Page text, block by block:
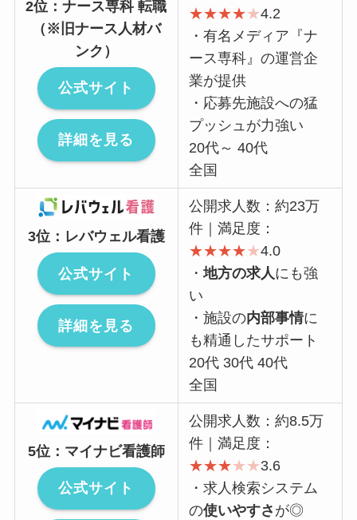
2位：ナース専科 転職
（※旧ナース人材バ
ンク）
公式サイト
詳細を見る
★★★★★4.2
・有名メディア『ナ
ース専科』の運営企
業が提供
・応募先施設への猛
プッシュが力強い
20代～ 40代
全国
3位：レバウェル看護
公式サイト
詳細を見る
公開求人数：約23万
件｜満足度：
★★★★★4.0
・地方の求人にも強
い
・施設の内部事情に
も精通したサポート
20代 30代 40代
全国
5位：マイナビ看護師
公式サイト
公開求人数：約8.5万
件｜満足度：
★★★★ ★3.6
・求人検索システム
の使いやすさ が◎